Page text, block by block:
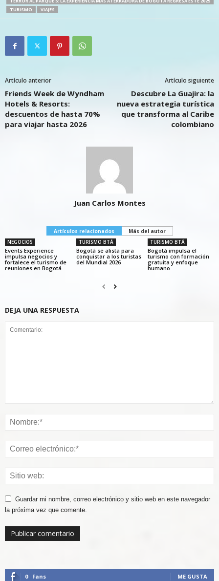
TURISMO
VIAJES
Artículo anterior
Friends Week de Wyndham
Hotels & Resorts:
descuentos de hasta 70%
para viajar hasta 2026
Artículo siguiente
Descubre La Guajira: la
nueva estrategia turística
que transforma al Caribe
colombiano
Juan Carlos Montes
Artículos relacionados
Más del autor
NEGOCIOS
Events Experience
impulsa negocios y
fortalece el turismo de
reuniones en Bogotá
TURISMO BTÁ
Bogotá se alista para
conquistar a los turistas
del Mundial 2026
TURISMO BTÁ
Bogotá impulsa el
turismo con formación
gratuita y enfoque
humano
DEJA UNA RESPUESTA
Guardar mi nombre, correo electrónico y sitio web en este navegador
la próxima vez que comente.
0 Fans ME GUSTA